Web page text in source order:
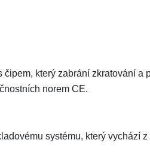
který zabrání zkratování a
norem CE.
systému, který vychází